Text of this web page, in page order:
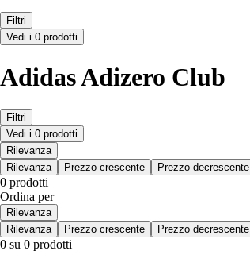
Filtri
Vedi i 0 prodotti
Adidas Adizero Club
Filtri
Vedi i 0 prodotti
Rilevanza
Rilevanza
Prezzo crescente Prezzo decrescente
0 prodotti
Ordina per
Rilevanza
Rilevanza
Prezzo crescente Prezzo decrescente
0 su 0 prodotti